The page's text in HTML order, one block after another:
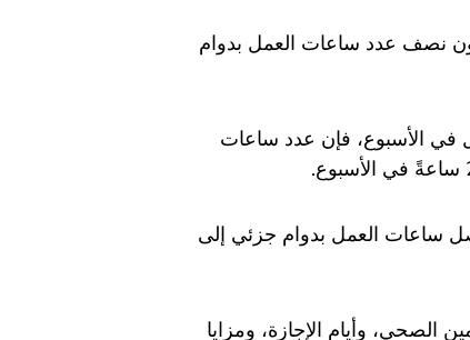
نصف عدد ساعات العمل بدوام
بدوام كامل في الأسبوع، فإن عدد ساعات
ساعات العمل بدوام جزئي إلى
الصحي، وأيام الإجازة، ومزايا